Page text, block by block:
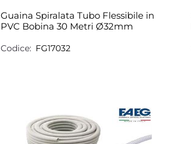
Guaina Spiralata Tubo Flessibile in
PVC Bobina 30 Metri Ø32mm
Codice: FG17032